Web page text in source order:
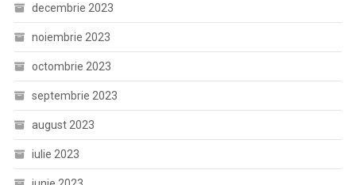
decembrie 2023
noiembrie 2023
octombrie 2023
septembrie 2023
august 2023
iulie 2023